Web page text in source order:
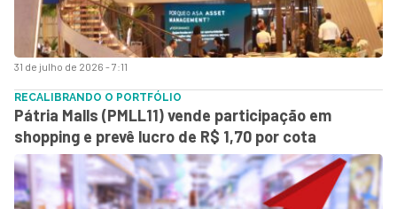
31 de julho de 2026 - 7:11
RECALIBRANDO O PORTFÓLIO
Pátria Malls (PMLL11) vende participação em
shopping e prevê lucro de R$ 1,70 por cota